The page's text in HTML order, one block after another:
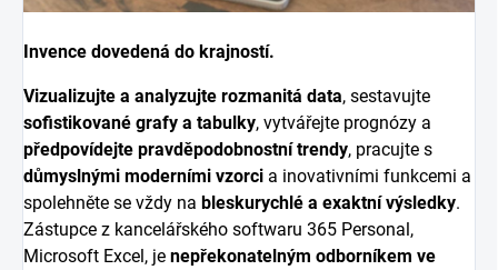
Invence dovedená do krajností.
Vizualizujte a analyzujte rozmanitá data, sestavujte
sofistikované grafy a tabulky, vytvářejte prognózy a
předpovídejte pravděpodobnostní trendy, pracujte s
důmyslnými moderními vzorci a inovativními funkcemi a
spolehněte se vždy na bleskurychlé a exaktní výsledky.
Zástupce z kancelářského softwaru 365 Personal,
Microsoft Excel, je nepřekonatelným odborníkem ve